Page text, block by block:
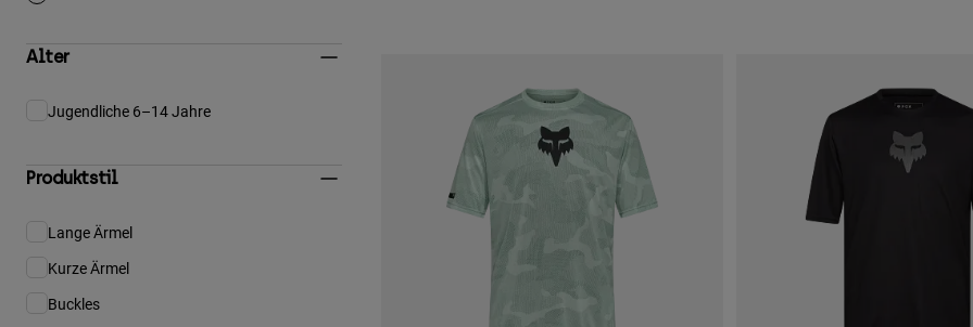
Alter
Jugendliche 6–14 Jahre
Eingrenzen nach Alter: Jugendliche 6–14 Jahre
Produktstil
Lange Ärmel
Eingrenzen nach Produktstil: Lange Ärmel
Kurze Ärmel
Eingrenzen nach Produktstil: Kurze Ärmel
Buckles
Eingrenzen nach Produktstil: Buckles